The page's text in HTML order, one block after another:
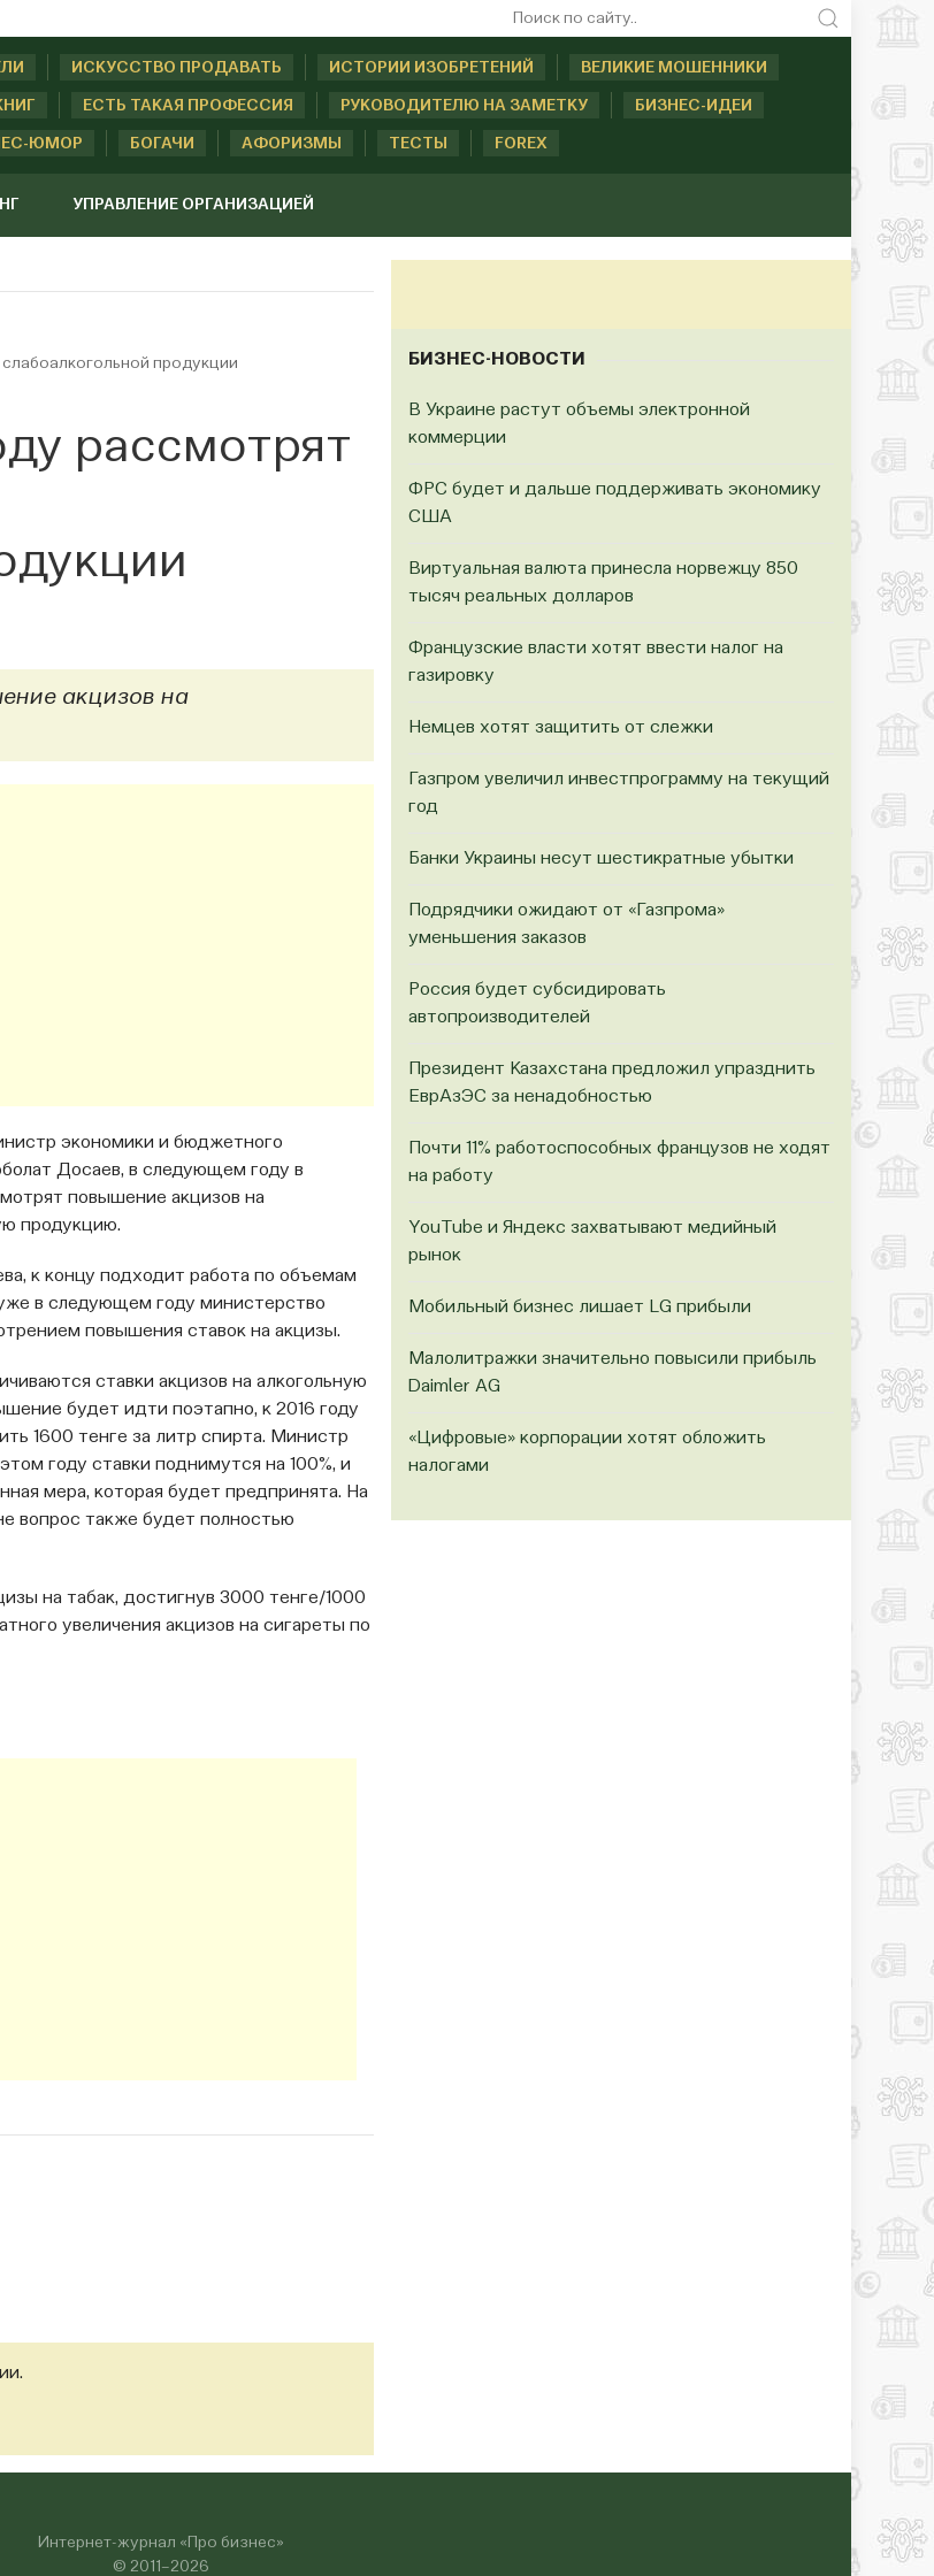
ИСКУССТВО ПРОДАВАТЬ ИСТОРИИ ИЗОБРЕТЕНИЙ ВЕЛИКИЕ МОШЕННИКИ
ЕСТЬ ТАКАЯ ПРОФЕССИЯ РУКОВОДИТЕЛЮ НА ЗАМЕТКУ БИЗНЕС-ИДЕИ
ЮМОР БОГАЧИ АФОРИЗМЫ ТЕСТЫ FOREX
УПРАВЛЕНИЕ ОРГАНИЗАЦИЕЙ
продукции
рассмотрят
акцизов на
экономики и бюджетного
Досаев, в следующем году в
повышение акцизов на
продукцию.
к концу подходит работа по объемам
в следующем году министерство
повышения ставок на акцизы.
ставки акцизов на алкогольную
будет идти поэтапно, к 2016 году
1600 тенге за литр спирта. Министр
году ставки поднимутся на 100%, и
мера, которая будет предпринята. На
вопрос также будет полностью
на табак, достигнув 3000 тенге/1000
увеличения акцизов на сигареты по
БИЗНЕС-НОВОСТИ
В Украине растут объемы электронной
коммерции
ФРС будет и дальше поддерживать экономику
США
Виртуальная валюта принесла норвежцу 850
тысяч реальных долларов
Французские власти хотят ввести налог на
газировку
Немцев хотят защитить от слежки
Газпром увеличил инвестпрограмму на текущий
год
Банки Украины несут шестикратные убытки
Подрядчики ожидают от «Газпрома»
уменьшения заказов
Россия будет субсидировать
автопроизводителей
Президент Казахстана предложил упразднить
ЕврАзЭС за ненадобностью
Почти 11% работоспособных французов не ходят
на работу
YouTube и Яндекс захватывают медийный
рынок
Мобильный бизнес лишает LG прибыли
Малолитражки значительно повысили прибыль
Daimler AG
«Цифровые» корпорации хотят обложить
налогами
Интернет-журнал «Про бизнес»
© 2011–2026